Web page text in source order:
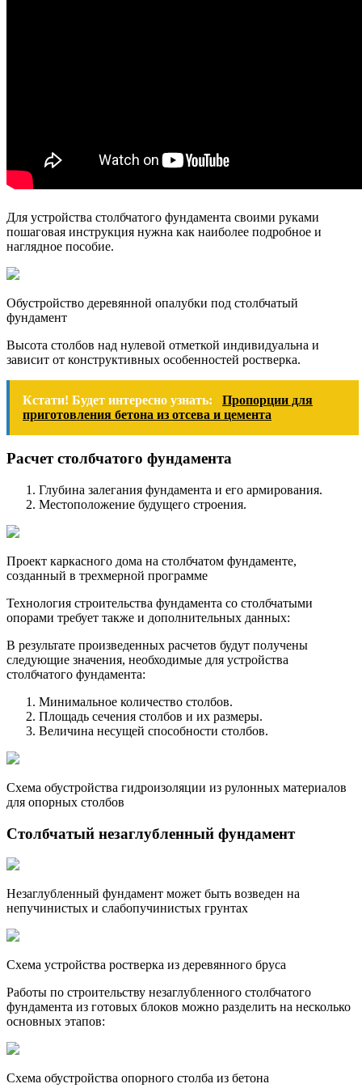
Для устройства столбчатого фундамента своими руками
пошаговая инструкция нужна как наиболее подробное и
наглядное пособие.
Обустройство деревянной опалубки под столбчатый
фундамент
Высота столбов над нулевой отметкой индивидуальна и
зависит от конструктивных особенностей ростверка.
Кстати! Будет интересно узнать:
Пропорции для
приготовления бетона из отсева и цемента
Расчет столбчатого фундамента
Глубина залегания фундамента и его армирования.
Местоположение будущего строения.
Проект каркасного дома на столбчатом фундаменте,
созданный в трехмерной программе
Технология строительства фундамента со столбчатыми
опорами требует также и дополнительных данных:
В результате произведенных расчетов будут получены
следующие значения, необходимые для устройства
столбчатого фундамента:
Минимальное количество столбов.
Площадь сечения столбов и их размеры.
Величина несущей способности столбов.
Схема обустройства гидроизоляции из рулонных материалов
для опорных столбов
Столбчатый незаглубленный фундамент
Незаглубленный фундамент может быть возведен на
непучинистых и слабопучинистых грунтах
Схема устройства ростверка из деревянного бруса
Работы по строительству незаглубленного столбчатого
фундамента из готовых блоков можно разделить на несколько
основных этапов:
Схема обустройства опорного столба из бетона